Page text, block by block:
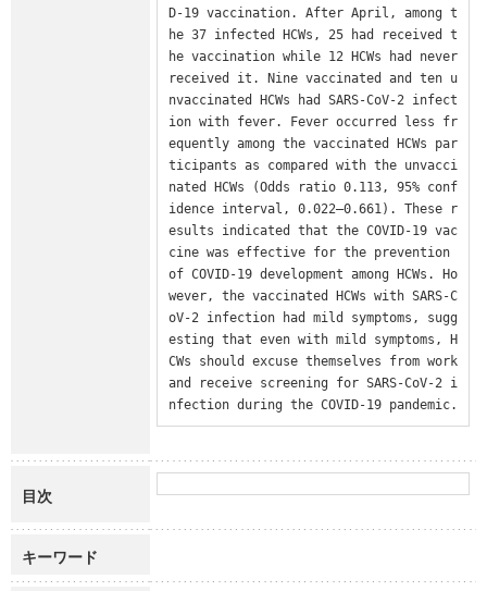
D-19 vaccination. After April, among t
he 37 infected HCWs, 25 had received t
he vaccination while 12 HCWs had never
received it. Nine vaccinated and ten u
nvaccinated HCWs had SARS-CoV-2 infect
ion with fever. Fever occurred less fr
equently among the vaccinated HCWs par
ticipants as compared with the unvacci
nated HCWs (Odds ratio 0.113, 95% conf
idence interval, 0.022–0.661). These r
esults indicated that the COVID-19 vac
cine was effective for the prevention
of COVID-19 development among HCWs. Ho
wever, the vaccinated HCWs with SARS-C
oV-2 infection had mild symptoms, sugg
esting that even with mild symptoms, H
CWs should excuse themselves from work
and receive screening for SARS-CoV-2 i
nfection during the COVID-19 pandemic.
目次
キーワード